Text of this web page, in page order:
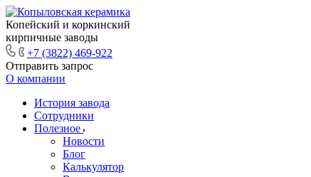
Копейский и коркинский
кирпичные заводы
+7 (3822) 469-922
Отправить запрос
О компании
История завода
Сотрудники
Полезное
Новости
Блог
Калькулятор